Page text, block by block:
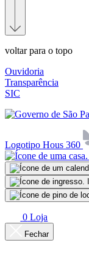
voltar para o topo
Ouvidoria
Transparência
SIC
Logotipo Hous 360
0 Loja
Fechar